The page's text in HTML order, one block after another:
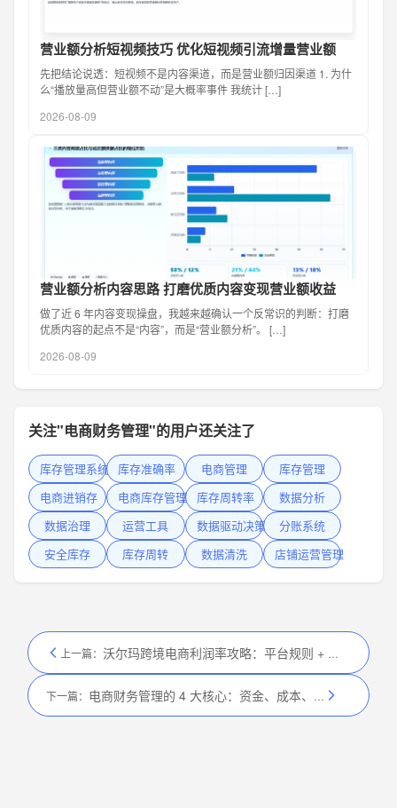
营业额分析短视频技巧 优化短视频引流增量营业额
先把结论说透：短视频不是内容渠道，而是营业额归因渠道 1. 为什
么“播放量高但营业额不动”是大概率事件 我统计 […]
2026-08-09
营业额分析内容思路 打磨优质内容变现营业额收益
做了近 6 年内容变现操盘，我越来越确认一个反常识的判断：打磨
优质内容的起点不是“内容”，而是“营业额分析”。 […]
2026-08-09
关注"电商财务管理"的用户还关注了
库存管理系统 库存准确率 电商管理
库存管理
电商进销存
电商库存管理 库存周转率
数据分析
数据治理
运营工具 数据驱动决策
分账系统
安全库存
库存周转 数据清洗 店铺运营管理
上一篇： 沃尔玛跨境电商利润率攻略：平台规则 + 选品技巧，新手必看
下一篇： 电商财务管理的 4 大核心：资金、成本、税务、风控全维度管控